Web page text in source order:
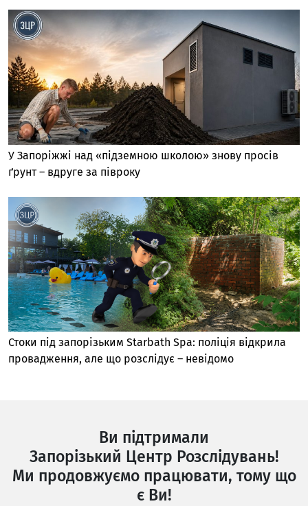
У Запоріжжі над «підземною школою» знову просів
ґрунт – вдруге за півроку
Стоки під запорізьким Starbath Spa: поліція відкрила
провадження, але що розслідує – невідомо
Ви підтримали
Запорізький Центр Розслідувань!
Ми продовжуємо працювати, тому що
є Ви!